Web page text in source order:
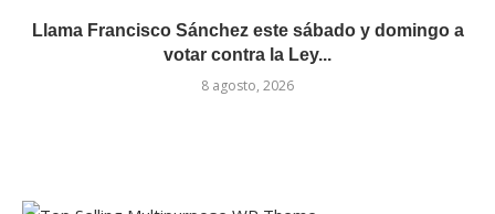
Llama Francisco Sánchez este sábado y domingo a
votar contra la Ley...
8 agosto, 2026